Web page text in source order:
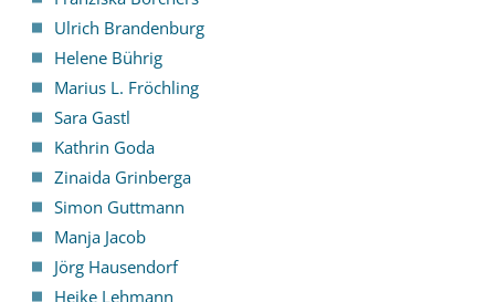
Ulrich Brandenburg
Helene Bührig
Marius L. Fröchling
Sara Gastl
Kathrin Goda
Zinaida Grinberga
Simon Guttmann
Manja Jacob
Jörg Hausendorf
Heike Lehmann